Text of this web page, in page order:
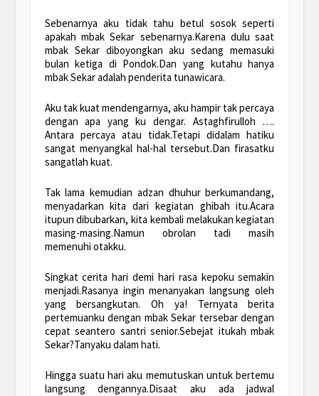
Sebenarnya aku tidak tahu betul sosok seperti
apakah mbak Sekar sebenarnya.Karena dulu saat
mbak Sekar diboyongkan aku sedang memasuki
bulan ketiga di Pondok.Dan yang kutahu hanya
mbak Sekar adalah penderita tunawicara.
Aku tak kuat mendengarnya, aku hampir tak percaya
dengan apa yang ku dengar. Astaghfirulloh ….
Antara percaya atau tidak.Tetapi didalam hatiku
sangat menyangkal hal-hal tersebut.Dan firasatku
sangatlah kuat.
Tak lama kemudian adzan dhuhur berkumandang,
menyadarkan kita dari kegiatan ghibah itu.Acara
itupun dibubarkan, kita kembali melakukan kegiatan
masing-masing.Namun obrolan tadi masih
memenuhi otakku.
Singkat cerita hari demi hari rasa kepoku semakin
menjadi.Rasanya ingin menanyakan langsung oleh
yang bersangkutan. Oh ya! Ternyata berita
pertemuanku dengan mbak Sekar tersebar dengan
cepat seantero santri senior.Sebejat itukah mbak
Sekar?Tanyaku dalam hati.
Hingga suatu hari aku memutuskan untuk bertemu
langsung dengannya.Disaat aku ada jadwal